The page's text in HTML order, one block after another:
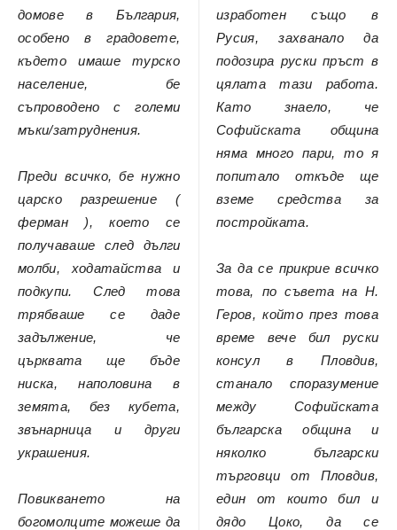
домове в България,
особено в градовете,
където имаше турско
население, бе
съпроводено с големи
мъки/затруднения.
Преди всичко, бе нужно
царско разрешение (
ферман ), което се
получаваше след дълги
молби, ходатайства и
подкупи. След това
трябваше се даде
задължение, че
църквата ще бъде
ниска, наполовина в
земята, без кубета,
звънарница и други
украшения.
Повикването на
богомолците можеше да
изработен също в
Русия, захванало да
подозира руски пръст в
цялата тази работа.
Като знаело, че
Софийската община
няма много пари, то я
попитало откъде ще
вземе средства за
постройката.
За да се прикрие всичко
това, по съвета на Н.
Геров, който през това
време вече бил руски
консул в Пловдив,
станало споразумение
между Софийската
българска община и
няколко български
търговци от Пловдив,
един от които бил и
дядо Цоко, да се